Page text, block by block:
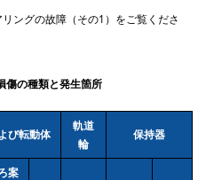
ングの故障（その1）をご覧くださ
傷の種類と発生箇所
び転動体
軌道
輪
保持器
案